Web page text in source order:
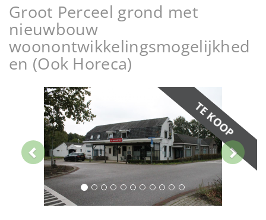
l
e
g
t
Groot Perceel grond met
nieuwbouw
woonontwikkelingsmogelijkhed
en (Ook Horeca)
TE KOOP
v
i
x
t